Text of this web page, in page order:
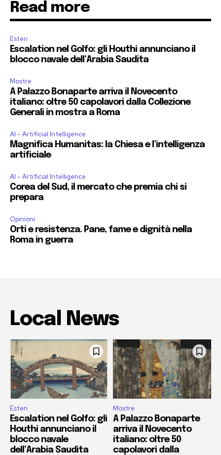
Read more
Esteri
Escalation nel Golfo: gli Houthi annunciano il
blocco navale dell’Arabia Saudita
Mostre
A Palazzo Bonaparte arriva il Novecento
italiano: oltre 50 capolavori dalla Collezione
Generali in mostra a Roma
AI - Artificial Intelligence
Magnifica Humanitas: la Chiesa e l’intelligenza
artificiale
AI - Artificial Intelligence
Corea del Sud, il mercato che premia chi si
prepara
Opinioni
Orti e resistenza. Pane, fame e dignità nella
Roma in guerra
Local News
Esteri
Escalation nel Golfo: gli
Houthi annunciano il
blocco navale
dell’Arabia Saudita
Mostre
A Palazzo Bonaparte
arriva il Novecento
italiano: oltre 50
capolavori dalla